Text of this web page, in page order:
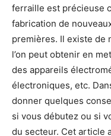
ferraille est précieuse
fabrication de
premières. Il existe de
l’on peut obtenir en
des appareils
électroniques, etc.
donner quelques
si vous débutez ou si
du secteur. Cet article